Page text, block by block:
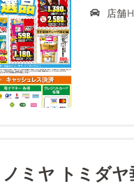
店舗
ノミヤ トミダヤ